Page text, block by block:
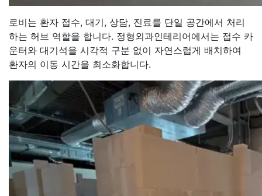
로비는 환자 접수, 대기, 상담, 진료를 단일 공간에서 처리
하는 허브 역할을 합니다. 정형외과인테리어에서는 접수 카
운터와 대기석을 시각적 구분 없이 자연스럽게 배치하여
환자의 이동 시간을 최소화합니다.